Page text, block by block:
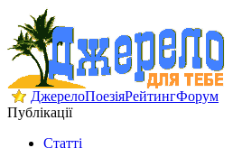
ДжерелоПоезіяРейтингФорум
Публікації
Статті